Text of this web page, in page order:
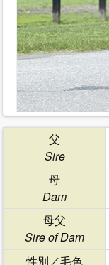
父
Sire
母
Dam
母父
Sire of Dam
性別／毛色